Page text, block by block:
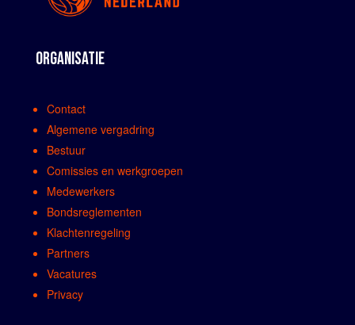
ORGANISATIE
Contact
Algemene vergadring
Bestuur
Comissies en werkgroepen
Medewerkers
Bondsreglementen
Klachtenregeling
Partners
Vacatures
Privacy